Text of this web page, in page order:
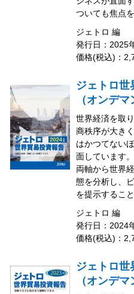
ついても焦点
ジェトロ 編
発行日：2025
価格(税込)：
ジェトロ世
（オンデマ
世界経済を取
商秩序が大き
はかつてない
面しています
両軸から世界
態を分析し、
を提示するこ
ジェトロ 編
発行日：2024
価格(税込)：
ジェトロ世
（オンデマ